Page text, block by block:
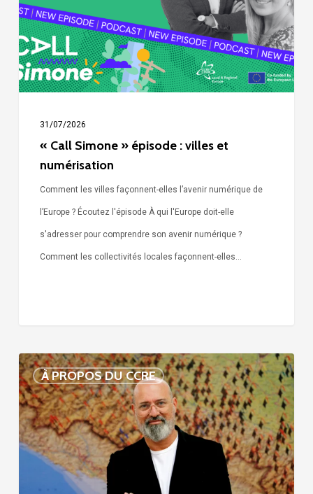
villes
et
numérisation
31/07/2026
« Call Simone » épisode : villes et
numérisation
Comment les villes façonnent-elles l’avenir numérique de
l’Europe ? Écoutez l'épisode À qui l'Europe doit-elle
s'adresser pour comprendre son avenir numérique ?
Comment les collectivités locales façonnent-elles…
À PROPOS DU CCRE
Voix
de
nos
75
ans
d’histoire